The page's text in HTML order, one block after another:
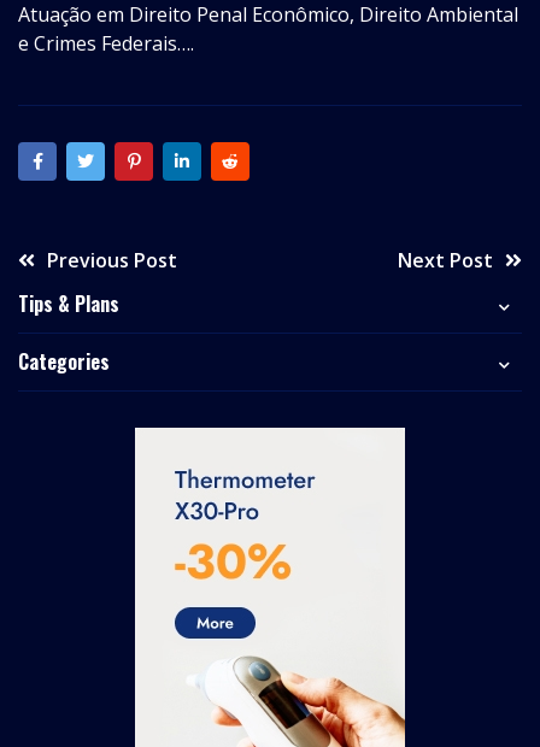
Atuação em Direito Penal Econômico, Direito Ambiental
e Crimes Federais….
Previous Post Next Post
Tips & Plans
Categories